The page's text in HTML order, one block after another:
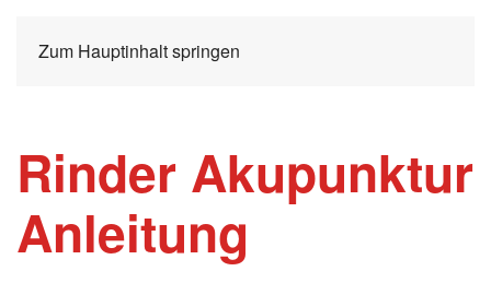
Zum Hauptinhalt springen
Rinder Akupunktur
Anleitung